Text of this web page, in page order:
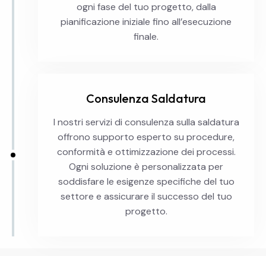
ogni fase del tuo progetto, dalla
pianificazione iniziale fino all’esecuzione
finale.
Consulenza Saldatura
I nostri servizi di consulenza sulla saldatura
offrono supporto esperto su procedure,
conformità e ottimizzazione dei processi.
Ogni soluzione è personalizzata per
soddisfare le esigenze specifiche del tuo
settore e assicurare il successo del tuo
progetto.